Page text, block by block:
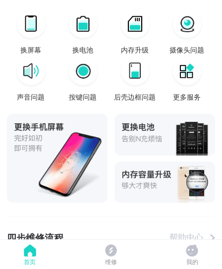
换屏幕 换电池 内存升级 摄像头问题
声音问题 按键问题 后壳边框问题 更多服务
四步维修流程 帮助中心
首页 维修 我的